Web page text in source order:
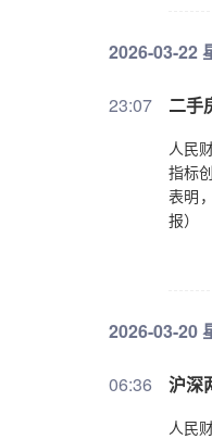
2026-03-22
23:07 二手
人民
指标
表明
报）
2026-03-20
06:36 沪深
人民